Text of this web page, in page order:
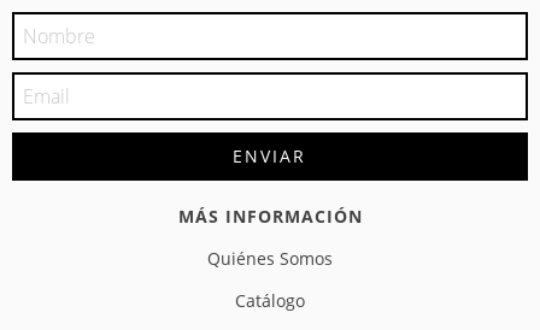
MÁS INFORMACIÓN
Quiénes Somos
Catálogo